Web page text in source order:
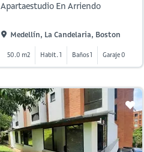
Apartaestudio En Arriendo
Medellín, La Candelaria, Boston
50.0 m2 Habit. 1 Baños 1 Garaje 0